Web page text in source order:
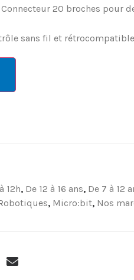
Connecteur 20 broches pour
sans fil et
12h, De 12 à 16 ans, De 7 à 12
, Micro:bit, Nos